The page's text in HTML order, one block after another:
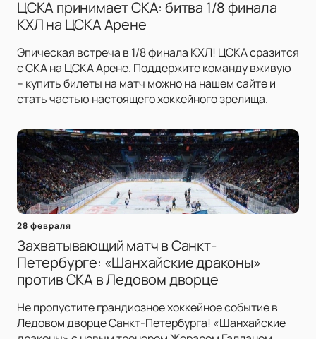
ЦСКА принимает СКА: битва 1/8 финала
КХЛ на ЦСКА Арене
Эпическая встреча в 1/8 финала КХЛ! ЦСКА сразится
с СКА на ЦСКА Арене. Поддержите команду вживую
– купить билеты на матч можно на нашем сайте и
стать частью настоящего хоккейного зрелища.
28 февраля
Захватывающий матч в Санкт-
Петербурге: «Шанхайские драконы»
против СКА в Ледовом дворце
Не пропустите грандиозное хоккейное событие в
Ледовом дворце Санкт-Петербурга! «Шанхайские